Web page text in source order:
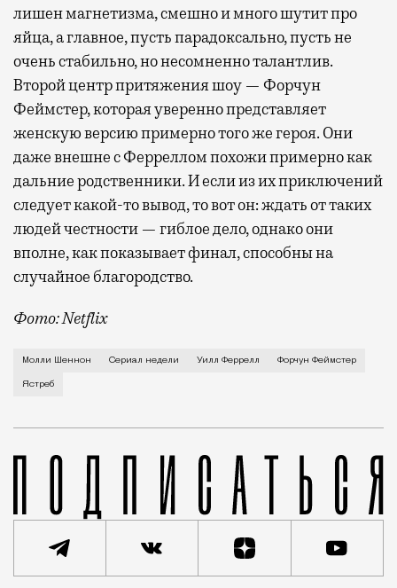
лишен магнетизма, смешно и много шутит про
яйца, а главное, пусть парадоксально, пусть не
очень стабильно, но несомненно талантлив.
Второй центр притяжения шоу — Форчун
Феймстер, которая уверенно представляет
женскую версию примерно того же героя. Они
даже внешне с Ферреллом похожи примерно как
дальние родственники. И если из их приключений
следует какой-то вывод, то вот он: ждать от таких
людей честности — гиблое дело, однако они
вполне, как показывает финал, способны на
случайное благородство.
Фото: Netflix
Когда-то Лонни Хокинс (Уилл Феррелл) был
Молли Шеннон Сериал недели Уилл Феррелл Форчун Феймстер
Ястреб